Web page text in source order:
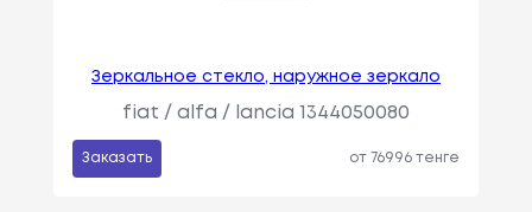
Зеркальное стекло, наружное зеркало
fiat / alfa / lancia 1344050080
Заказать от 76996 тенге